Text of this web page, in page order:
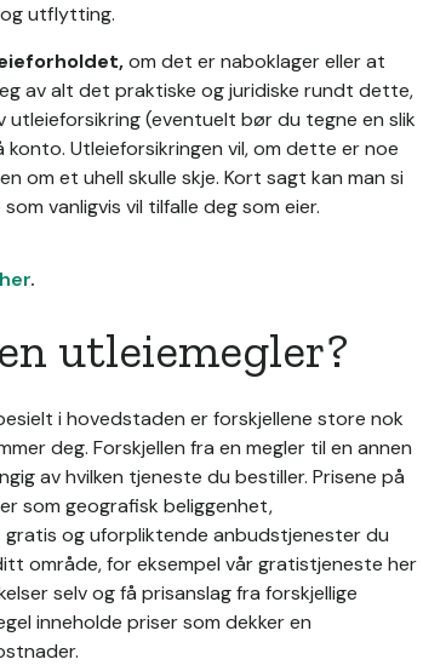
utflytting.
om det er naboklager eller at
av alt det praktiske og juridiske rundt dette,
(eventuelt bør du tegne en slik
Utleieforsikringen vil, om dette er noe
om et uhell skulle skje. Kort sagt kan man si
vanligvis vil tilfalle deg som eier.
her.
utleiemegler?
i hovedstaden er forskjellene store nok
deg. Forskjellen fra en megler til en annen
av hvilken tjeneste du bestiller. Prisene på
som geografisk beliggenhet,
og uforpliktende anbudstjenester du
område, for eksempel vår gratistjeneste her
selv og få prisanslag fra forskjellige
inneholde priser som dekker en